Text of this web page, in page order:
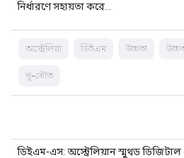
নির্ধারণে সহায়তা করে…
অস্ট্রেলিয়া ডিইএম উচ্চতা
ভূ-ভৌত
ডিইএম-এস: অস্ট্রেলিয়ান স্মুথড